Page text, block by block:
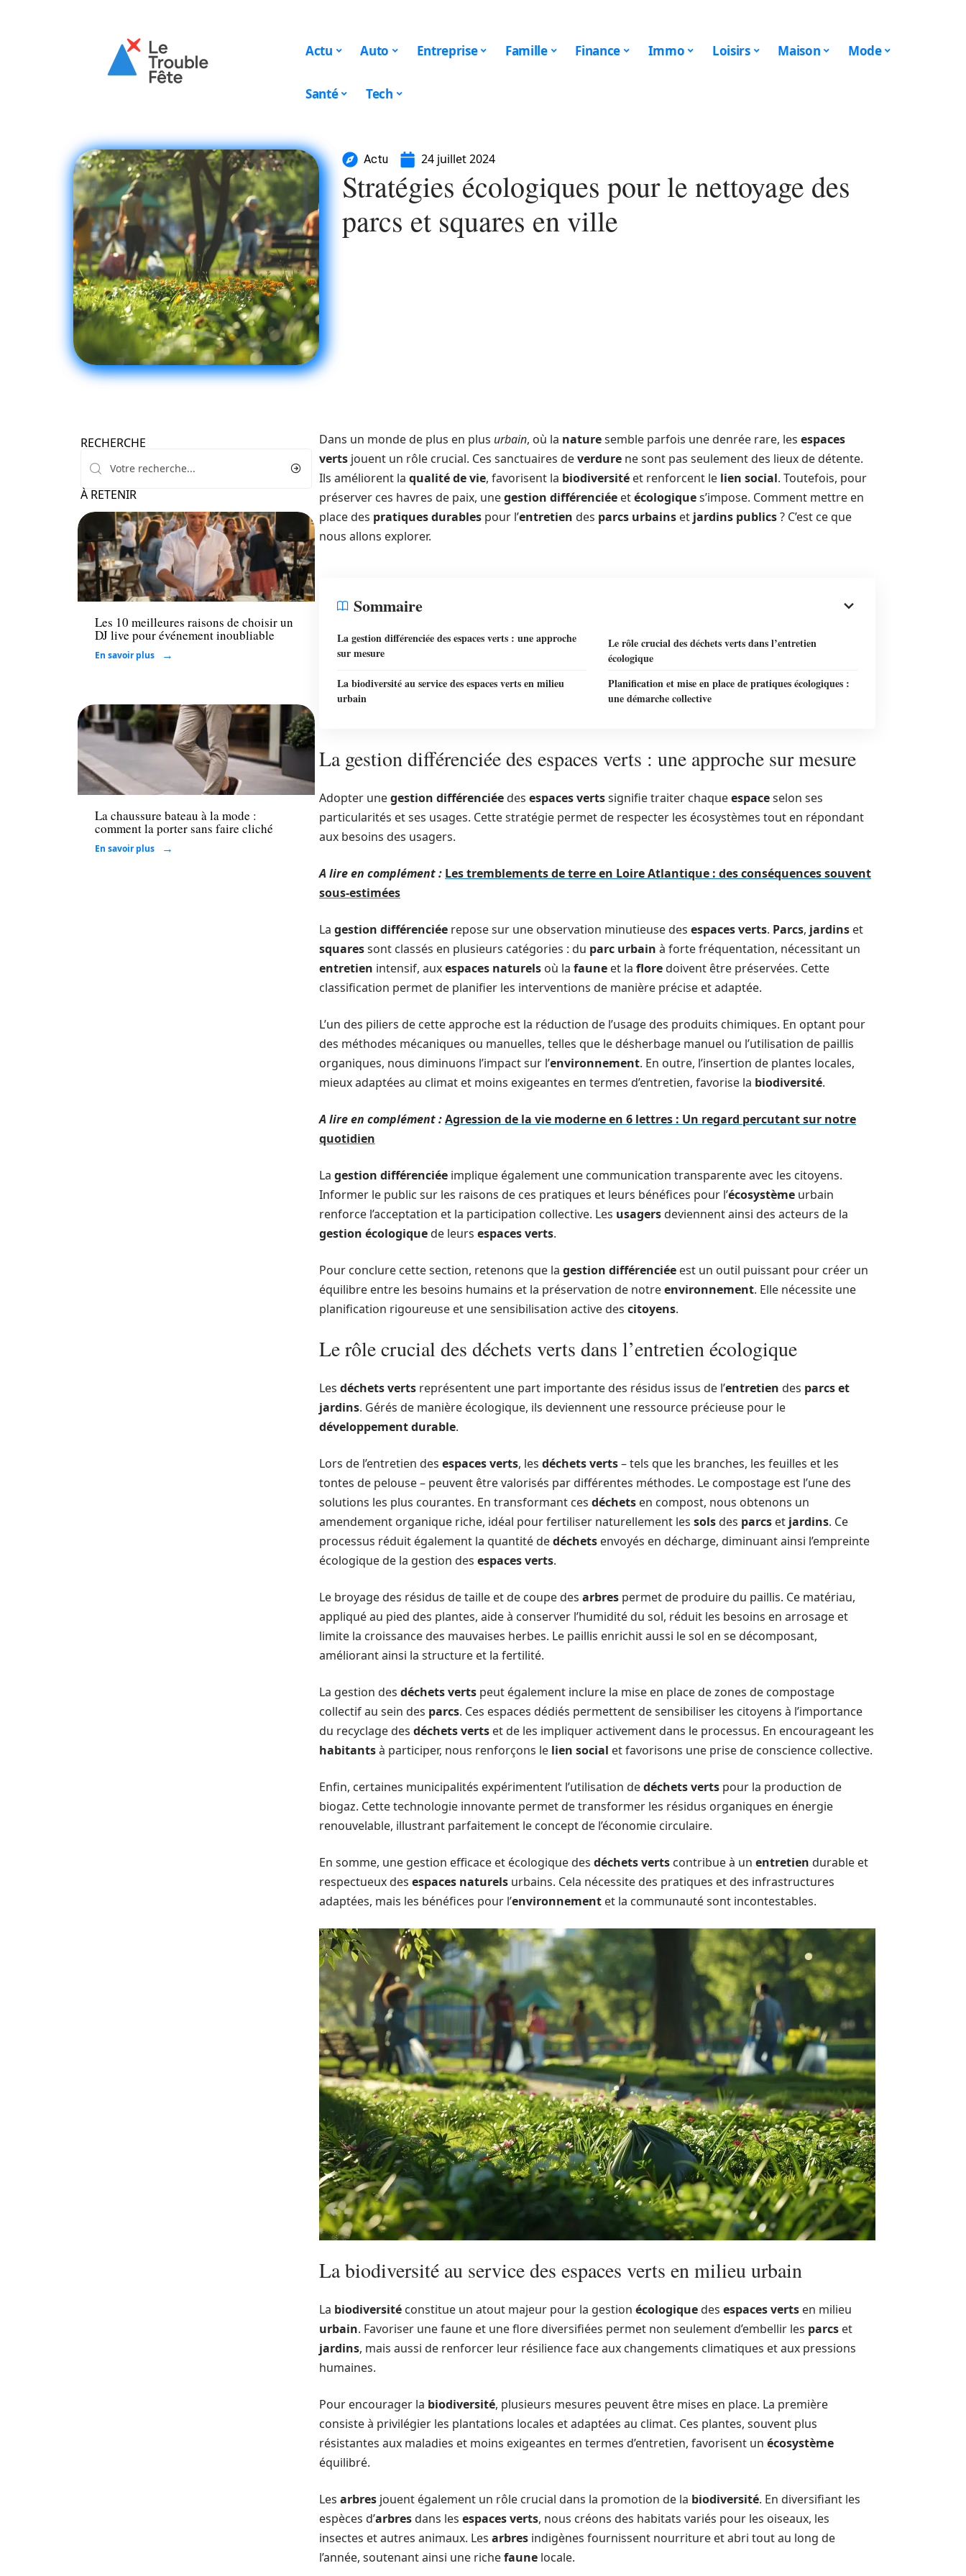
Actu Auto Entreprise Famille Finance Immo Loisirs Maison Mode
Santé Tech
Actu 24 juillet 2024
Stratégies écologiques pour le nettoyage des
parcs et squares en ville
RECHERCHE
À RETENIR
Loisirs
Les 10 meilleures raisons de choisir un
DJ live pour événement inoubliable
En savoir plus
Mode
La chaussure bateau à la mode :
comment la porter sans faire cliché
En savoir plus
Dans un monde de plus en plus urbain, où la naturesemble parfois une denrée rare, les espaces
verts jouent un rôle crucial. Ces sanctuaires deverdure ne sont pas seulement des lieux de détente.
Ils améliorent la qualité de vie, favorisent la biodiversité et renforcent le lien social. Toutefois, pour
préserver ces havres de paix, unegestion différenciée etécologiques’impose. Comment mettre en
place des pratiques durables pour l’entretien des parcs urbains et jardins publics? C’est ce que
nous allons explorer.
Sommaire
La gestion différenciée des espaces verts : une approche
sur mesure
Le rôle crucial des déchets verts dans l’entretien
écologique
La biodiversité au service des espaces verts en milieu
urbain
Planification et mise en place de pratiques écologiques :
une démarche collective
La gestion différenciée des espaces verts : une approche sur mesure
Adopter unegestion différenciéedes espaces vertssignifie traiter chaqueespaceselon ses
particularités et ses usages. Cette stratégie permet de respecter les écosystèmes tout en répondant
aux besoins des usagers.
A lire en complément : Les tremblements de terre en Loire Atlantique : des conséquences souvent
sous-estimées
La gestion différenciée repose sur une observation minutieuse des espaces verts. Parcs, jardins et
squaressont classés en plusieurs catégories : du parc urbain à forte fréquentation, nécessitant un
entretien intensif, auxespaces naturels où la faune et la floredoivent être préservées. Cette
classification permet de planifier les interventions de manière précise et adaptée.
L’un des piliers de cette approche est la réduction de l’usage des produits chimiques. En optant pour
des méthodes mécaniques ou manuelles, telles que le désherbage manuel ou l’utilisation de paillis
organiques, nous diminuons l’impact sur l’environnement. En outre, l’insertion de plantes locales,
mieux adaptées au climat et moins exigeantes en termes d’entretien, favorise la biodiversité.
A lire en complément :Agression de la vie moderne en 6 lettres : Un regard percutant sur notre
quotidien
La gestion différenciée implique également une communication transparente avec les citoyens.
Informer le public sur les raisons de ces pratiques et leurs bénéfices pour l’écosystème urbain
renforce l’acceptation et la participation collective. Les usagersdeviennent ainsi des acteurs de la
gestion écologiquede leurs espaces verts.
Pour conclure cette section, retenons que la gestion différenciée est un outil puissant pour créer un
équilibre entre les besoins humains et la préservation de notreenvironnement. Elle nécessite une
planification rigoureuse et une sensibilisation active des citoyens.
Le rôle crucial des déchets verts dans l’entretien écologique
Les déchets verts représentent une part importante des résidus issus de l’entretien des parcs et
jardins. Gérés de manière écologique, ils deviennent une ressource précieuse pour le
développement durable.
Lors de l’entretien des espaces verts, les déchets verts– tels que les branches, les feuilles et les
tontes de pelouse – peuvent être valorisés par différentes méthodes. Le compostage est l’une des
solutions les plus courantes. En transformant ces déchets en compost, nous obtenons un
amendement organique riche, idéal pour fertiliser naturellement les solsdes parcs et jardins. Ce
processus réduit également la quantité dedéchets envoyés en décharge, diminuant ainsi l’empreinte
écologique de la gestion des espaces verts.
Le broyage des résidus de taille et de coupe des arbres permet de produire du paillis. Ce matériau,
appliqué au pied des plantes, aide à conserver l’humidité du sol, réduit les besoins en arrosage et
limite la croissance des mauvaises herbes. Le paillis enrichit aussi le sol en se décomposant,
améliorant ainsi la structure et la fertilité.
La gestion des déchets verts peut également inclure la mise en place de zones de compostage
collectif au sein des parcs. Ces espaces dédiés permettent de sensibiliser les citoyens à l’importance
du recyclage des déchets verts et de les impliquer activement dans le processus. En encourageant les
habitantsà participer, nous renforçons le lien social et favorisons une prise de conscience collective.
Enfin, certaines municipalités expérimentent l’utilisation dedéchets verts pour la production de
biogaz. Cette technologie innovante permet de transformer les résidus organiques en énergie
renouvelable, illustrant parfaitement le concept de l’économie circulaire.
En somme, une gestion efficace et écologique des déchets verts contribue à un entretien durable et
respectueux des espaces naturels urbains. Cela nécessite des pratiques et des infrastructures
adaptées, mais les bénéfices pour l’environnement et la communauté sont incontestables.
La biodiversité au service des espaces verts en milieu urbain
La biodiversité constitue un atout majeur pour la gestion écologiquedes espaces verts en milieu
urbain. Favoriser une faune et une flore diversifiées permet non seulement d’embellir les parcs et
jardins, mais aussi de renforcer leur résilience face aux changements climatiques et aux pressions
humaines.
Pour encourager la biodiversité, plusieurs mesures peuvent être mises en place. La première
consiste à privilégier les plantations locales et adaptées au climat. Ces plantes, souvent plus
résistantes aux maladies et moins exigeantes en termes d’entretien, favorisent un écosystème
équilibré.
Les arbres jouent également un rôle crucial dans la promotion de la biodiversité. En diversifiant les
espèces d’arbresdans les espaces verts, nous créons des habitats variés pour les oiseaux, les
insectes et autres animaux. Les arbres indigènes fournissent nourriture et abri tout au long de
l’année, soutenant ainsi une richefaune locale.